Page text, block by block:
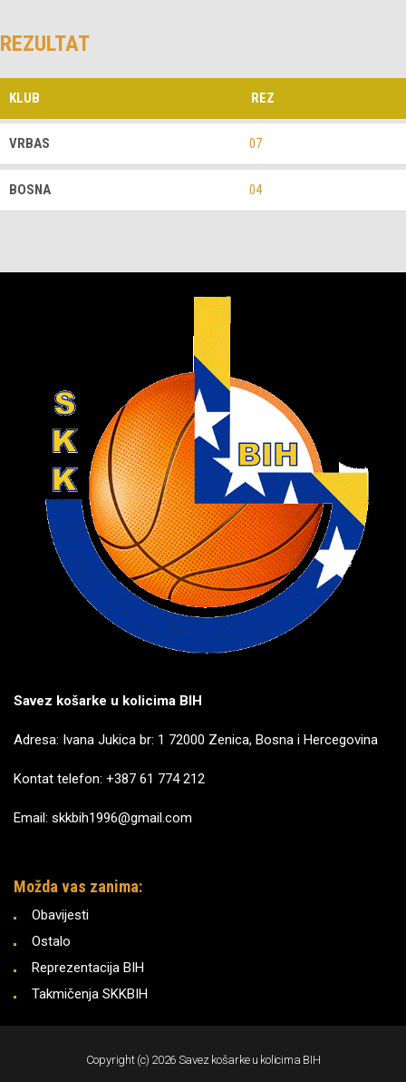
REZULTAT
KLUB REZ
VRBAS 07
BOSNA 04
Savez košarke u kolicima BIH
Adresa: Ivana Jukica br: 1 72000 Zenica, Bosna i Hercegovina
Kontat telefon: +387 61 774 212
Email: skkbih1996@gmail.com
Možda vas zanima:
Obavijesti
Ostalo
Reprezentacija BIH
Takmičenja SKKBIH
Copyright (c) 2026 Savez košarke u kolicima BIH